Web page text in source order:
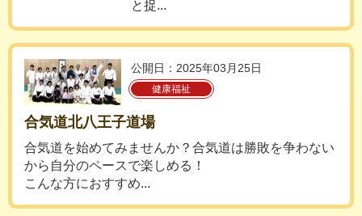
と捉...
公開日：2025年03月25日
健康福祉
合気道北八王子道場
合気道を始めてみませんか？​合気道は勝敗を争わない
から自分のペースで楽しめる！
​こんな方におすすめ...